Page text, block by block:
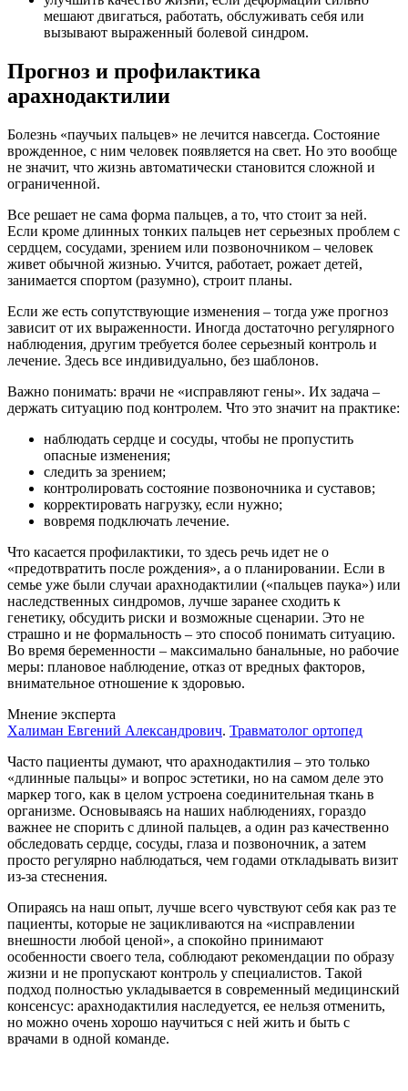
мешают двигаться, работать, обслуживать себя или
вызывают выраженный болевой синдром.
Прогноз и профилактика
арахнодактилии
Болезнь «паучьих пальцев» не лечится навсегда. Состояние
врожденное, с ним человек появляется на свет. Но это вообще
не значит, что жизнь автоматически становится сложной и
ограниченной.
Все решает не сама форма пальцев, а то, что стоит за ней.
Если кроме длинных тонких пальцев нет серьезных проблем с
сердцем, сосудами, зрением или позвоночником – человек
живет обычной жизнью. Учится, работает, рожает детей,
занимается спортом (разумно), строит планы.
Если же есть сопутствующие изменения – тогда уже прогноз
зависит от их выраженности. Иногда достаточно регулярного
наблюдения, другим требуется более серьезный контроль и
лечение. Здесь все индивидуально, без шаблонов.
Важно понимать: врачи не «исправляют гены». Их задача –
держать ситуацию под контролем. Что это значит на практике:
наблюдать сердце и сосуды, чтобы не пропустить
опасные изменения;
следить за зрением;
контролировать состояние позвоночника и суставов;
корректировать нагрузку, если нужно;
вовремя подключать лечение.
Что касается профилактики, то здесь речь идет не о
«предотвратить после рождения», а о планировании. Если в
семье уже были случаи арахнодактилии («пальцев паука») или
наследственных синдромов, лучше заранее сходить к
генетику, обсудить риски и возможные сценарии. Это не
страшно и не формальность – это способ понимать ситуацию.
Во время беременности – максимально банальные, но рабочие
меры: плановое наблюдение, отказ от вредных факторов,
внимательное отношение к здоровью.
Мнение эксперта
Халиман Евгений Александрович. Травматолог ортопед
Часто пациенты думают, что арахнодактилия – это только
«длинные пальцы» и вопрос эстетики, но на самом деле это
маркер того, как в целом устроена соединительная ткань в
организме. Основываясь на наших наблюдениях, гораздо
важнее не спорить с длиной пальцев, а один раз качественно
обследовать сердце, сосуды, глаза и позвоночник, а затем
просто регулярно наблюдаться, чем годами откладывать визит
из‑за стеснения.
Опираясь на наш опыт, лучше всего чувствуют себя как раз те
пациенты, которые не зацикливаются на «исправлении
внешности любой ценой», а спокойно принимают
особенности своего тела, соблюдают рекомендации по образу
жизни и не пропускают контроль у специалистов. Такой
подход полностью укладывается в современный медицинский
консенсус: арахнодактилия наследуется, ее нельзя отменить,
но можно очень хорошо научиться с ней жить и быть с
врачами в одной команде.